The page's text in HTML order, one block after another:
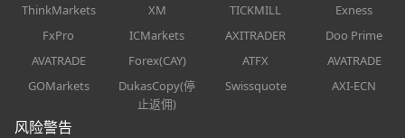
ThinkMarkets XM TICKMILL
Exness
FxPro
ICMarkets AXITRADER
Doo Prime
AVATRADE
Forex(CAY) ATFX
AVATRADE
GOMarkets
DukasCopy(停
止返佣)
Swissquote AXI-ECN
风险警告